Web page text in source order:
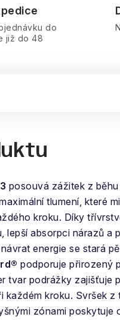
do
již do 48
posouvá zážitek z
tlumení, které
kroku. Díky
lepší absorpci nárazů a
energie se stará
podporuje přirozený
tvar podrážky zajišťuje
každém kroku. Svršek z
zónami poskytuje